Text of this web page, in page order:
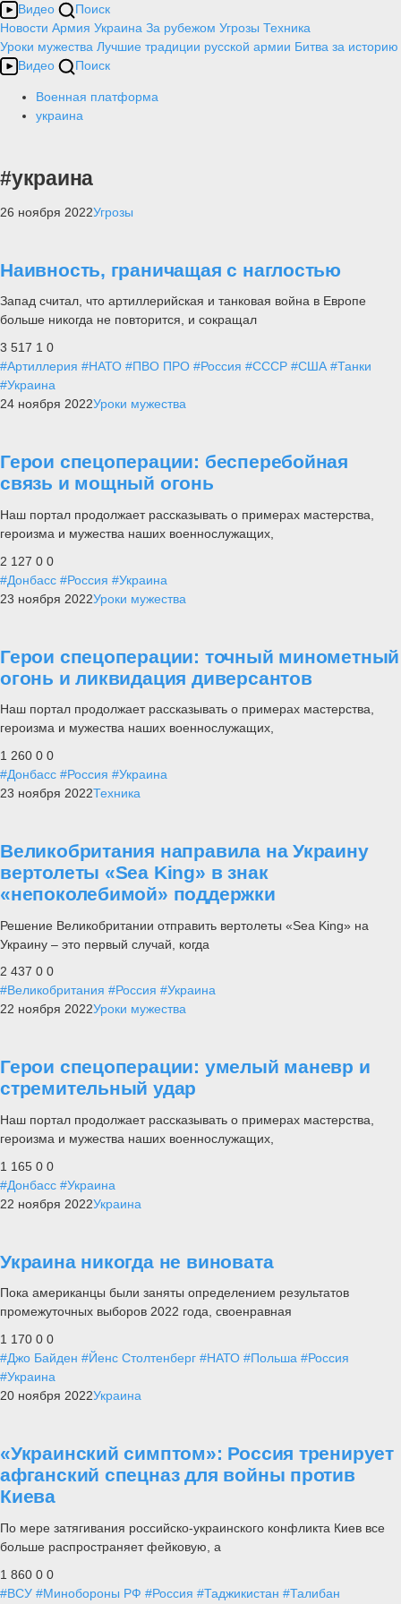
Видео
Поиск
Новости Армия Украина За рубежом Угрозы Техника
Уроки мужества Лучшие традиции русской армии Битва за историю
Видео
Поиск
Военная платформа
украина
#украина
26 ноября 2022Угрозы
Наивность, граничащая с наглостью
Запад считал, что артиллерийская и танковая война в Европе
больше никогда не повторится, и сокращал
3 517 1 0
#Артиллерия #НАТО #ПВО ПРО #Россия #СССР #США #Танки
#Украина
24 ноября 2022Уроки мужества
Герои спецоперации: бесперебойная
связь и мощный огонь
Наш портал продолжает рассказывать о примерах мастерства,
героизма и мужества наших военнослужащих,
2 127 0 0
#Донбасс #Россия #Украина
23 ноября 2022Уроки мужества
Герои спецоперации: точный минометный
огонь и ликвидация диверсантов
Наш портал продолжает рассказывать о примерах мастерства,
героизма и мужества наших военнослужащих,
1 260 0 0
#Донбасс #Россия #Украина
23 ноября 2022Техника
Великобритания направила на Украину
вертолеты «Sea King» в знак
«непоколебимой» поддержки
Решение Великобритании отправить вертолеты «Sea King» на
Украину – это первый случай, когда
2 437 0 0
#Великобритания #Россия #Украина
22 ноября 2022Уроки мужества
Герои спецоперации: умелый маневр и
стремительный удар
Наш портал продолжает рассказывать о примерах мастерства,
героизма и мужества наших военнослужащих,
1 165 0 0
#Донбасс #Украина
22 ноября 2022Украина
Украина никогда не виновата
Пока американцы были заняты определением результатов
промежуточных выборов 2022 года, своенравная
1 170 0 0
#Джо Байден #Йенс Столтенберг #НАТО #Польша #Россия
#Украина
20 ноября 2022Украина
«Украинский симптом»: Россия тренирует
афганский спецназ для войны против
Киева
По мере затягивания российско-украинского конфликта Киев все
больше распространяет фейковую, а
1 860 0 0
#ВСУ #Минобороны РФ #Россия #Таджикистан #Талибан